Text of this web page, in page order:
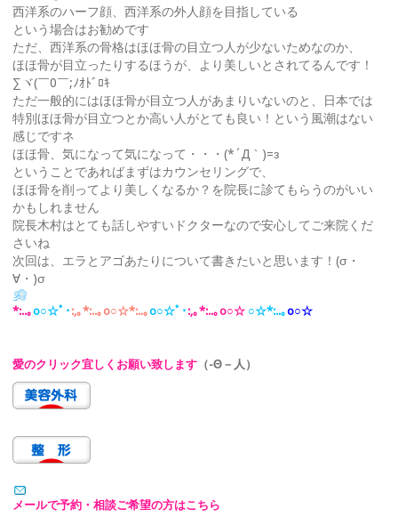
西洋系のハーフ顔、西洋系の外人顔を目指している
という場合はお勧めです
ただ、西洋系の骨格はほほ骨の目立つ人が少ないためなのか、
ほほ骨が目立ったりするほうが、より美しいとされてるんです！
∑ヾ(￣0￣;ﾉｵﾄﾞﾛｷ
ただ一般的にはほほ骨が目立つ人があまりいないのと、日本では
特別ほほ骨が目立つとか高い人がとても良い！という風潮はない
感じですネ
ほほ骨、気になって気になって・・・(*´Д｀)=з
ということであればまずはカウンセリングで、
ほほ骨を削ってより美しくなるか？を院長に診てもらうのがいい
かもしれません
院長木村はとても話しやすいドクターなので安心してご来院くだ
さいね
次回は、エラとアゴあたりについて書きたいと思います！(σ・
∀・)σ
*:..｡o○☆ﾟ･ :,｡*:..｡o○☆*:..｡o○☆ﾟ･ :,｡*:..｡o○☆ ○☆*:..｡o○☆
愛のクリック宜しくお願い致します （-Θ－人）
メールで予約・相談ご希望の方はこちら